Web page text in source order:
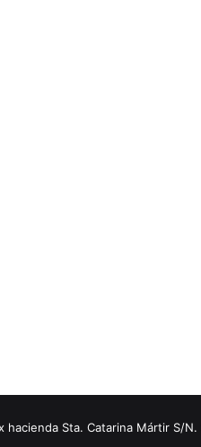
Sta. Catarina Mártir S/